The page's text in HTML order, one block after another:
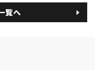
覧へ